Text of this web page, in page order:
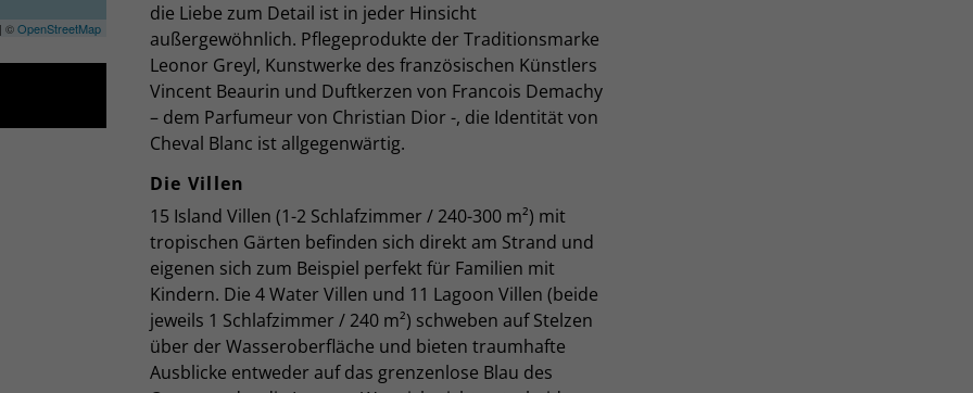
©OpenStreetMap
die Liebe zum Detail ist in jeder Hinsicht
außergewöhnlich. Pflegeprodukte der Traditionsmarke
Leonor Greyl, Kunstwerke des französischen Künstlers
Vincent Beaurin und Duftkerzen von Francois Demachy
– dem Parfumeur von Christian Dior -, die Identität von
Cheval Blanc ist allgegenwärtig.
Die Villen
15 Island Villen (1-2 Schlafzimmer / 240-300 m²) mit
tropischen Gärten befinden sich direkt am Strand und
eigenen sich zum Beispiel perfekt für Familien mit
Kindern. Die 4 Water Villen und 11 Lagoon Villen (beide
jeweils 1 Schlafzimmer / 240 m²) schweben auf Stelzen
über der Wasseroberfläche und bieten traumhafte
Ausblicke entweder auf das grenzenlose Blau des